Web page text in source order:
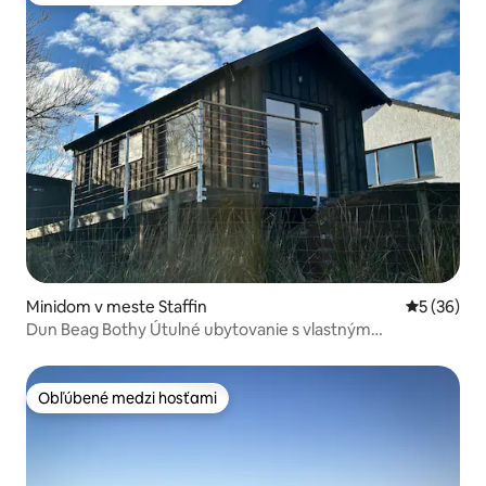
Minidom v meste Staffin
5 (36)
Dun Beag Bothy Útulné ubytovanie s vlastným
Obľúbené medzi hosťami
Obľúbené medzi hosťami